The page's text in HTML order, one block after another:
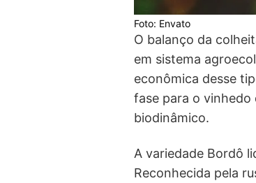
Foto: Envato
O balanço da
em sistema
econômica desse
fase para o vinhedo
biodinâmico.
A variedade Bordô
Reconhecida pela